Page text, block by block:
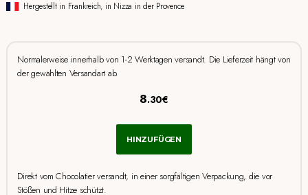
Hergestellt in Frankreich, in Nizza in der Provence.
Normalerweise innerhalb von 1-2 Werktagen versandt. Die Lieferzeit hängt von
der gewählten Versandart ab.
8.30€
HINZUFÜGEN
Direkt vom Chocolatier versandt, in einer sorgfältigen Verpackung, die vor
Stößen und Hitze schützt.